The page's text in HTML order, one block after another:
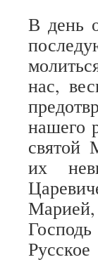
В день
нас,
нашего
святой
их
Марией,